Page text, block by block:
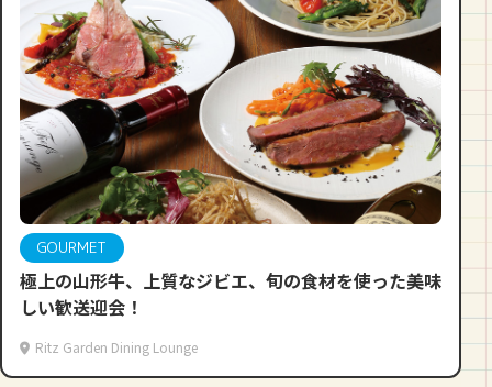
GOURMET
極上の山形牛、上質なジビエ、旬の食材を使った美味
しい歓送迎会！
Ritz Garden Dining Lounge